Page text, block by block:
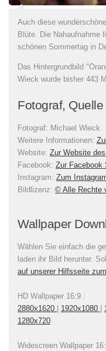
Auch diese
Blüte. Die Nahaufnahme
schönen Sommertag in
Das Hintergrundbild
Wieck wurde bisher 443
Fotograf,
Fotograf: Michael Wieck
Weitere Informationen:
Website: Zur Website
Facebook: Zur Facebook
Instagram: Zum
Bildlizenz: © Alle Rechte
Wallpaper
Wählen Sie einfach die
laden ihr Bild herunter.
auf unserer Hilfsseite
HD Wallpaper 16:9 :
2880x1620 | 1920x1080 |
1280x720
Widescreen Wallpaper